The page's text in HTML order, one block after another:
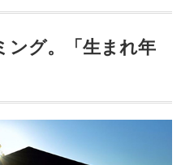
ング。「生まれ年